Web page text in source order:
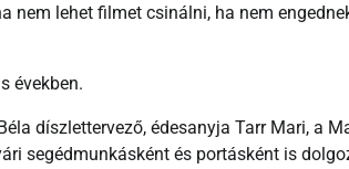
nem lehet filmet csinálni, ha nem
években.
díszlettervező, édesanyja Tarr Mari, a
segédmunkásként és portásként is